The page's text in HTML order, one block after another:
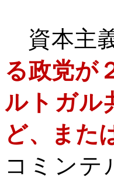
資本主
る政党が
ルトガル
ど、また
コミンテ